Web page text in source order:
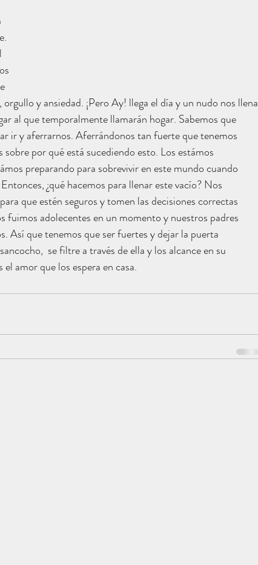
y ansiedad. ¡Pero Ay! llega el día y un nudo nos llena
al que temporalmente llamarán hogar. Sabemos que
ir y aferrarnos. Aferrándonos tan fuerte que tenemos
por qué está sucediendo esto. Los estámos
preparando para sobrevivir en este mundo cuando
¿qué hacemos para llenar este vacío? Nos
que estén seguros y tomen las decisiones correctas
adolecentes en un momento y nuestros padres
Así que tenemos que ser fuertes y dejar la puerta
se filtre a través de ella y los alcance en su
amor que los espera en casa.